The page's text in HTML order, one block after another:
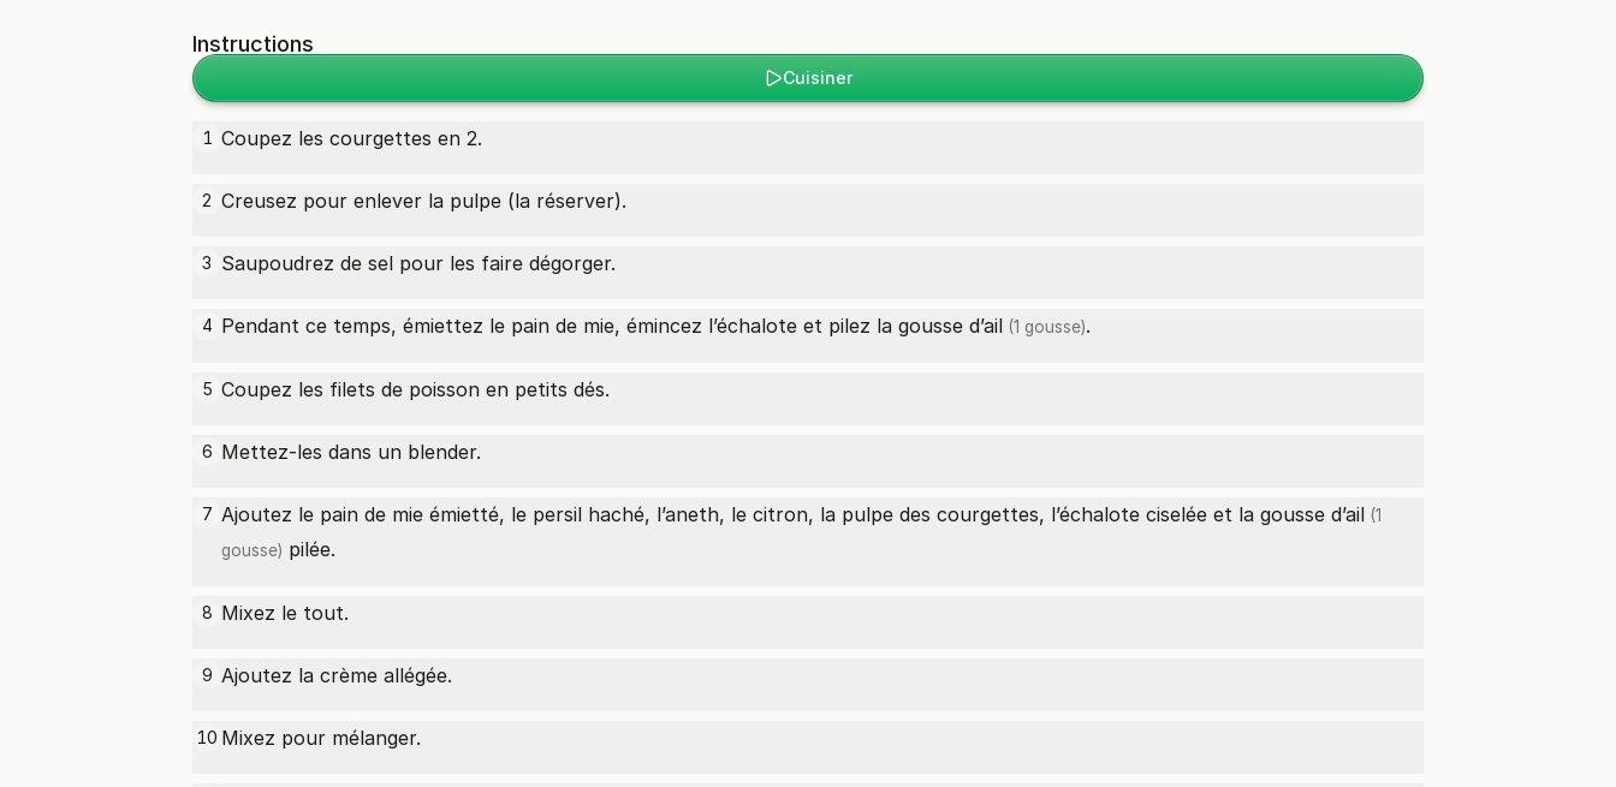
Instructions
Cuisiner
1 Coupez les courgettes en 2.
2 Creusez pour enlever la pulpe (la réserver).
3 Saupoudrez de sel pour les faire dégorger.
4 Pendant ce temps, émiettez le pain de mie, émincez l’échalote et pilez la gousse d’ail (1 gousse).
5 Coupez les filets de poisson en petits dés.
6 Mettez-les dans un blender.
7 Ajoutez le pain de mie émietté, le persil haché, l’aneth, le citron, la pulpe des courgettes, l’échalote ciselée et la gousse d’ail (1
gousse) pilée.
8 Mixez le tout.
9 Ajoutez la crème allégée.
10 Mixez pour mélanger.